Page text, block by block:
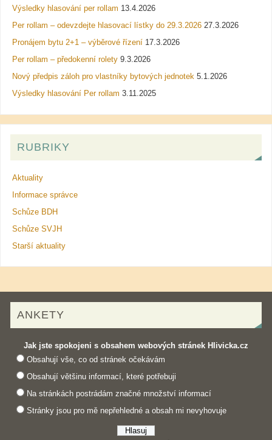
Výsledky hlasování per rollam 13.4.2026
Per rollam – odevzdejte hlasovací lístky do 29.3.2026 27.3.2026
Pronájem bytu 2+1 – výběrové řízení 17.3.2026
Per rollam – předokenní rolety 9.3.2026
Nový předpis záloh pro vlastníky bytových jednotek 5.1.2026
Výsledky hlasování Per rollam 3.11.2025
RUBRIKY
Aktuality
Informace správce
Schůze BDH
Schůze SVJH
Starší aktuality
ANKETY
Jak jste spokojeni s obsahem webových stránek Hlivicka.cz
Obsahují vše, co od stránek očekávám
Obsahují většinu informací, které potřebuji
Na stránkách postrádám značné množství informací
Stránky jsou pro mě nepřehledné a obsah mi nevyhovuje